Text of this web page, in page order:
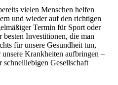
vielen Menschen helfen
und wieder auf den richtigen
Termin für Sport oder
besten Investitionen, die man
für unsere Gesundheit tun,
Krankheiten aufbringen –
schnelllebigen Gesellschaft